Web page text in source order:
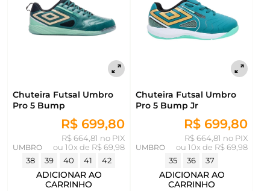
Chuteira Futsal Umbro
Pro 5 Bump
R$ 699,80
R$ 664,81 no PIX
ou 10x de R$ 69,98
UMBRO
38
39 40 41 42
ADICIONAR AO
CARRINHO
Chuteira Futsal Umbro
Pro 5 Bump Jr
R$ 699,80
R$ 664,81 no PIX
ou 10x de R$ 69,98
UMBRO
35
36 37
ADICIONAR AO
CARRINHO